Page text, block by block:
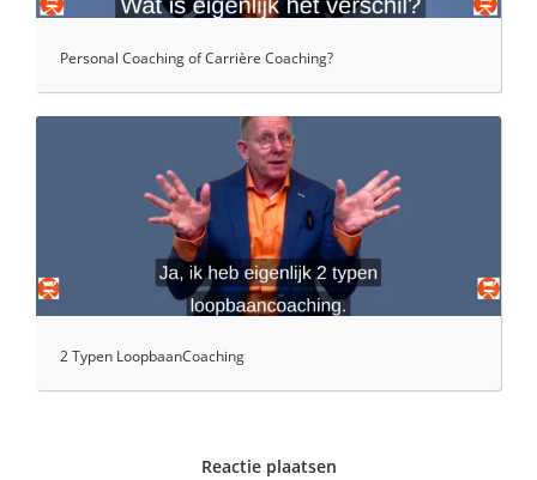
Personal Coaching of Carrière Coaching?
2 Typen LoopbaanCoaching
Reactie plaatsen